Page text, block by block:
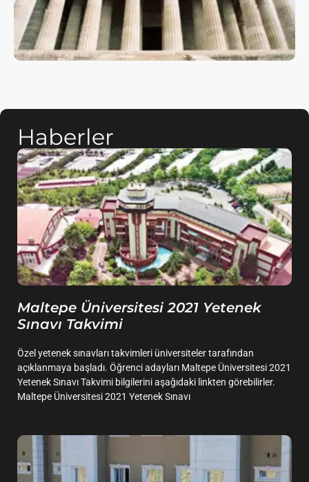
Haberler
Maltepe Üniversitesi 2021 Yetenek
Sınavı Takvimi
Özel yetenek sınavları takvimleri üniversiteler tarafından
açıklanmaya başladı. Öğrenci adayları Maltepe Üniversitesi 2021
Yetenek Sınavı Takvimi bilgilerini aşağıdaki linkten görebilirler.
Maltepe Üniversitesi 2021 Yetenek Sınavı